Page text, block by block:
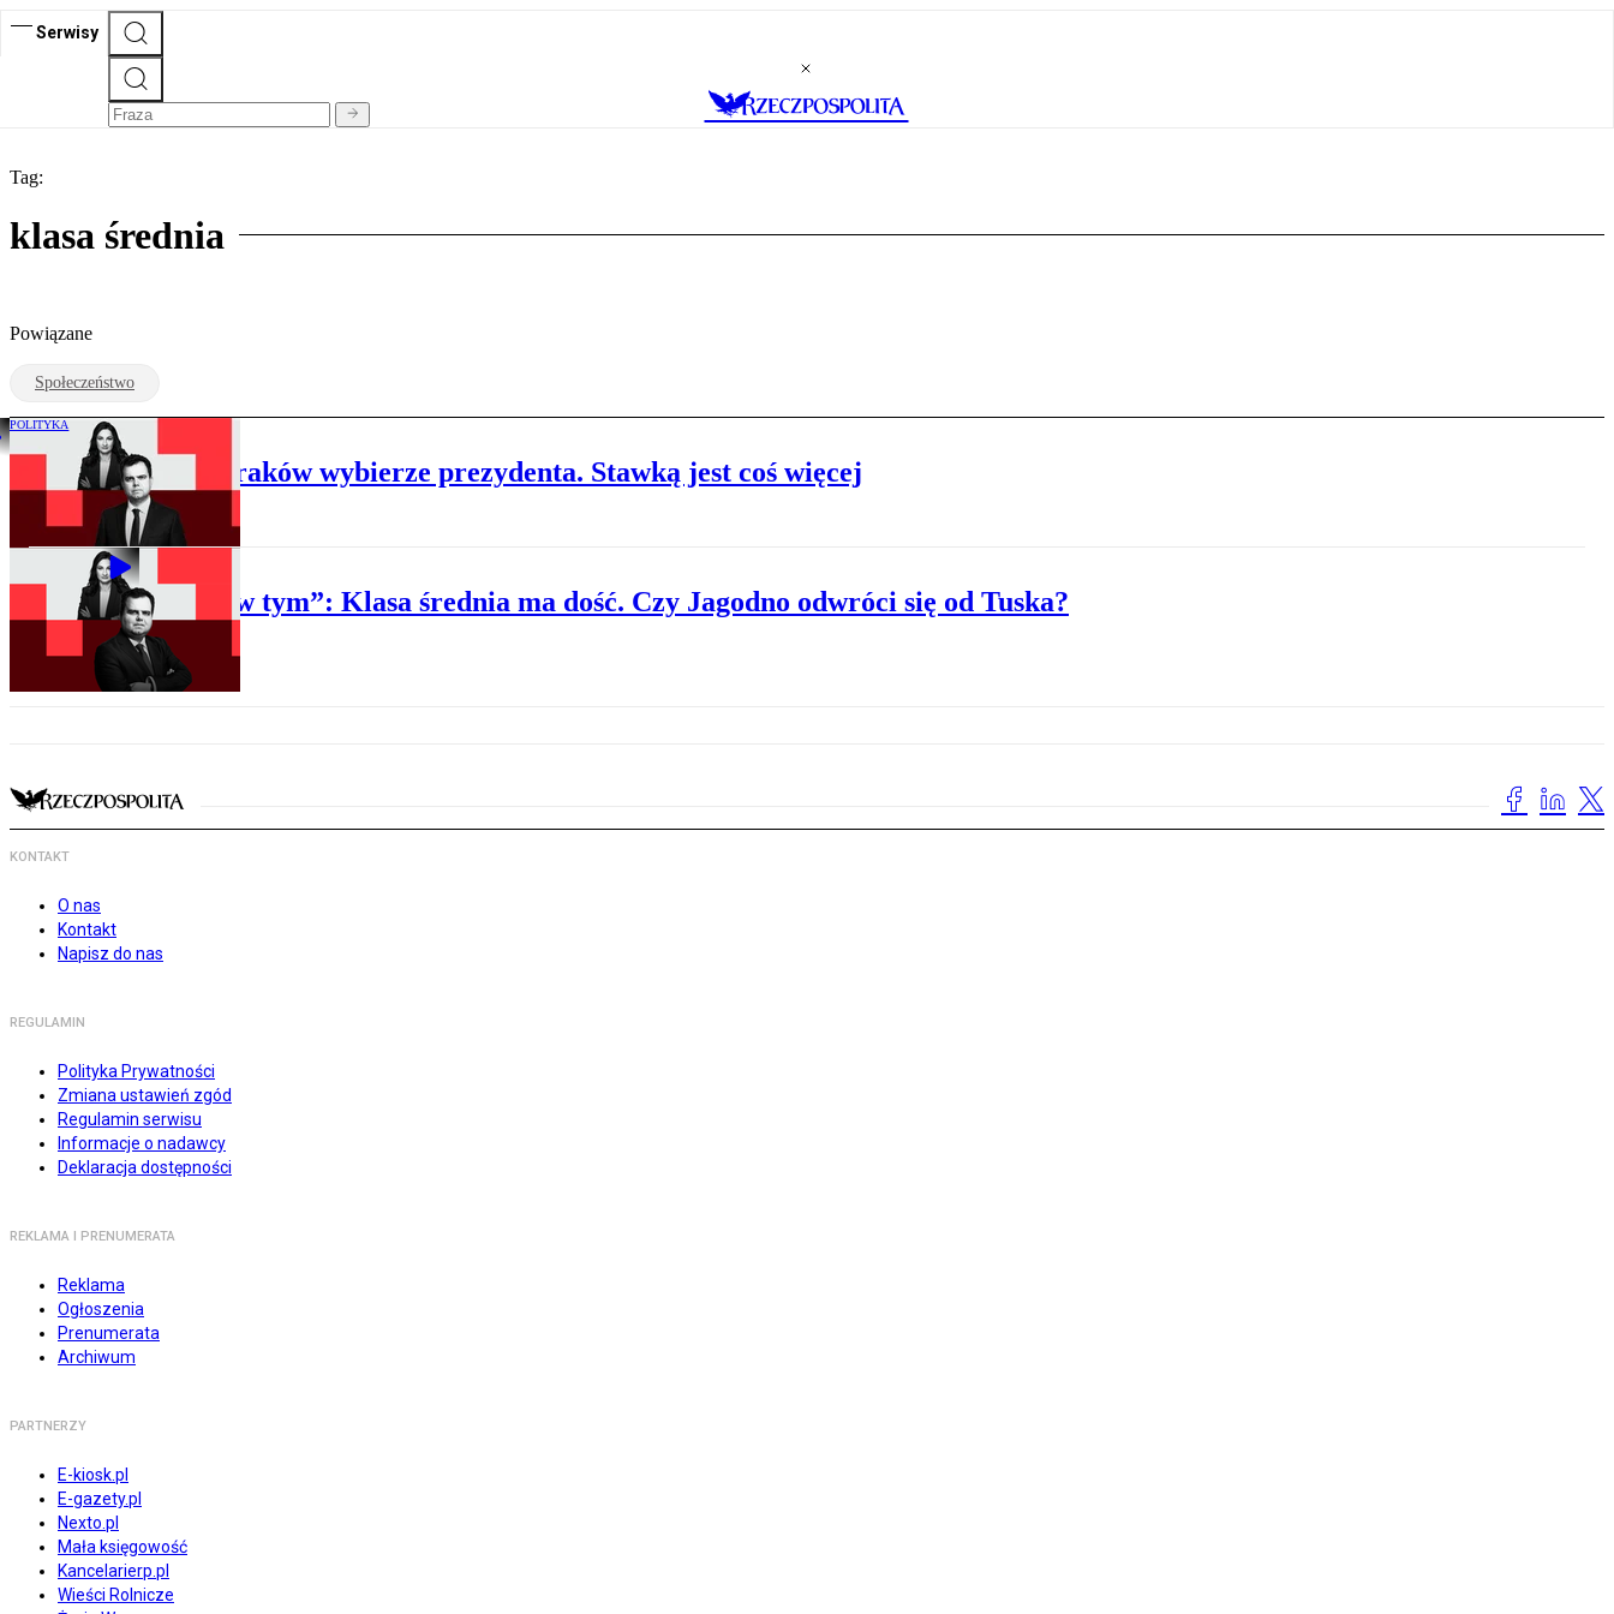
Serwisy
Tag:
klasa średnia
Powiązane
Społeczeństwo
POLITYKA
„Rzecz w tym”: Kraków wybierze prezydenta. Stawką jest coś więcej
„Rzecz w tym”: Klasa średnia ma dość. Czy Jagodno odwróci się od Tuska?
KONTAKT
O nas
Kontakt
Napisz do nas
REGULAMIN
Polityka Prywatności
Zmiana ustawień zgód
Regulamin serwisu
Informacje o nadawcy
Deklaracja dostępności
REKLAMA I PRENUMERATA
Reklama
Ogłoszenia
Prenumerata
Archiwum
PARTNERZY
E-kiosk.pl
E-gazety.pl
Nexto.pl
Mała księgowość
Kancelarierp.pl
Wieści Rolnicze